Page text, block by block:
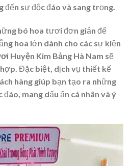
đến sự độc đáo và sang trọng.
bó hoa tươi đơn giản để
hoa lớn dành cho các sự kiện
Huyện Kim Bảng Hà Nam sẽ
Đặc biệt, dịch vụ thiết kế
hàng giúp bạn tạo ra những
mang dấu ấn cá nhân và ý